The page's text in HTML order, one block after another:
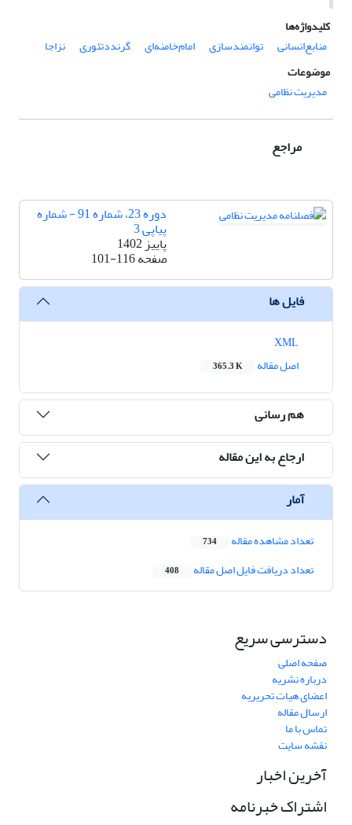
کلیدواژه‌ها
منابع‌انسانی
توانمندسازی امام‌خامنه‌ای گرنددتئوری
نزاجا
موضوعات
مدیریت نظامی
مراجع
دوره 23، شماره 91 - شماره
پیاپی 3
پاییز 1402
صفحه101-116
فایل ها
اصل مقاله
365.3 K
هم رسانی
ارجاع به این مقاله
آمار
تعداد مشاهده مقاله 734
تعداد دریافت فایل اصل مقاله 408
دسترسی سریع
صفحه اصلی
درباره نشریه
اعضای هیات تحریریه
ارسال مقاله
تماس با ما
نقشه سایت
آخرین اخبار
اشتراک خبرنامه